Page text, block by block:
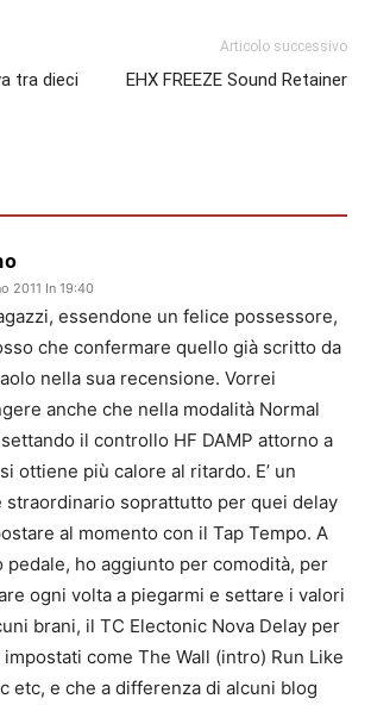
tra dieci
Articolo successivo
EHX FREEZE Sound Retainer
2011 In 19:40
essendone un felice possessore,
che confermare quello già scritto da
nella sua recensione. Vorrei
anche che nella modalità Normal
il controllo HF DAMP attorno a
ottiene più calore al ritardo. E’ un
straordinario soprattutto per quei delay
al momento con il Tap Tempo. A
pedale, ho aggiunto per comodità, per
ogni volta a piegarmi e settare i valori
brani, il TC Electonic Nova Delay per
impostati come The Wall (intro) Run Like
etc, e che a differenza di alcuni blog